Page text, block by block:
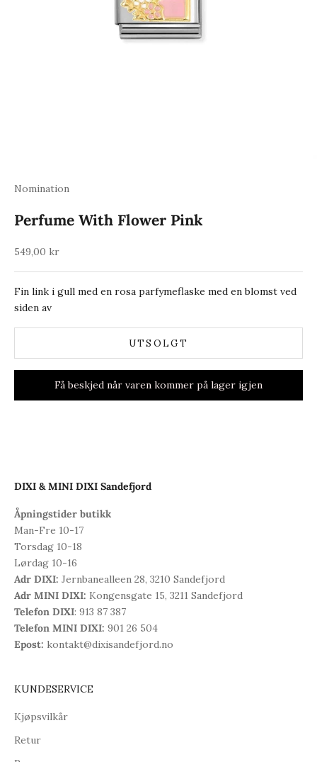
Nomination
Perfume With Flower Pink
Salgspris
549,00 kr
Fin link i gull med en rosa parfymeflaske med en blomst ved
siden av
UTSOLGT
Få beskjed når varen kommer på lager igjen
DIXI & MINI DIXI Sandefjord
Åpningstider butikk
Man-Fre 10-17
Torsdag 10-18
Lørdag 10-16
Adr DIXI: Jernbanealleen 28, 3210 Sandefjord
Adr MINI DIXI: Kongensgate 15, 3211 Sandefjord
Telefon DIXI: 913 87 387
Telefon MINI DIXI: 901 26 504
Epost: kontakt@dixisandefjord.no
KUNDESERVICE
Kjøpsvilkår
Retur